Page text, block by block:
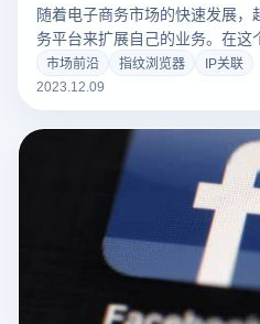
随着电子商务市场的快速发展
务平台来扩展自己的业务。在这
止账户之间的关联成为了重要的
题，免费指纹浏览器应运而生，
市场前沿 指纹浏览器
IP关联
2023.12.09